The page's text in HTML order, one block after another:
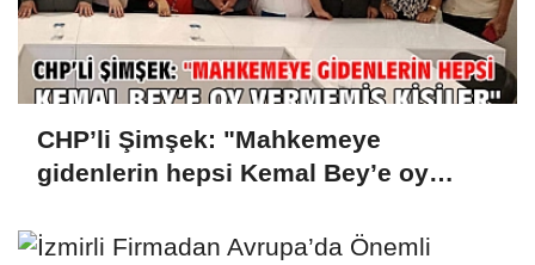
CHP’li Şimşek: "Mahkemeye
gidenlerin hepsi Kemal Bey’e oy